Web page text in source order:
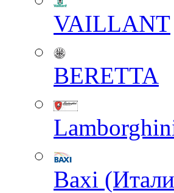
VAILLANT
BERETTA
Baxi